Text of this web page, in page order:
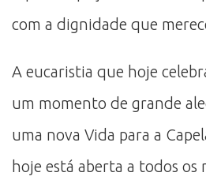
com a dignidade que
A eucaristia que hoje
um momento de grande
uma nova Vida para a
hoje está aberta a todos os